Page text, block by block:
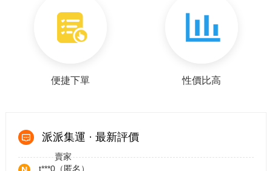
便捷下單 性價比高
派派集運 · 最新評價
小新**
c***8（匿名）
寶貝都收到了 配合很久的集運中心 很值得推薦的好
賣家
t***0（匿名）